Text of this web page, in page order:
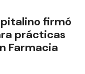
firmó
prácticas
Farmacia